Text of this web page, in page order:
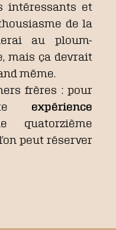
intéressants et
de la
au ploum-
mais ça devrait
même.
frères : pour
expérience
peut réserver